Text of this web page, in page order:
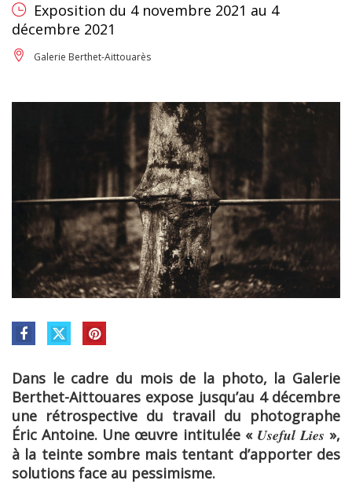
Exposition du 4 novembre 2021 au 4
décembre 2021
Galerie Berthet-Aittouarès
Dans le cadre du mois de la photo, la Galerie
Berthet-Aittouares expose jusqu’au 4 décembre
une rétrospective du travail du photographe
Éric Antoine. Une œuvre intitulée « Useful Lies »,
à la teinte sombre mais tentant d’apporter des
solutions face au pessimisme.